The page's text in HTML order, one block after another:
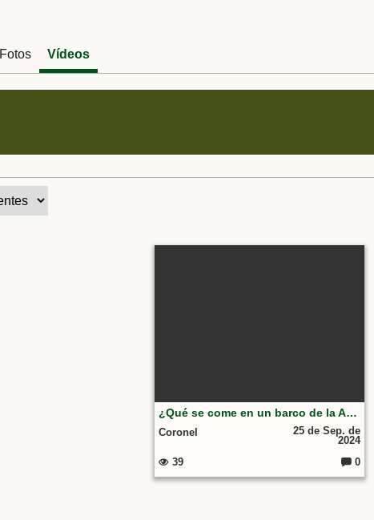
Fotos Vídeos
¿Qué se come en un barco de la Armada? Visitamos la fragata Santa María y comemos a bordo
Coronel
25 de Sep. de
2024
39
o
0